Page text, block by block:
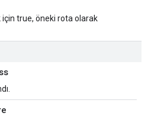
true, öneki rota olarak